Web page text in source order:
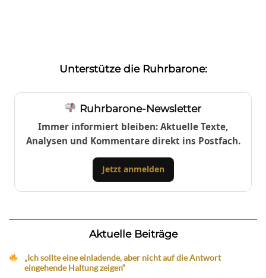
Unterstütze die Ruhrbarone:
Ruhrbarone-Newsletter
Immer informiert bleiben: Aktuelle Texte,
Analysen und Kommentare direkt ins Postfach.
Jetzt anmelden
Aktuelle Beiträge
„Ich sollte eine einladende, aber nicht auf die Antwort
eingehende Haltung zeigen“